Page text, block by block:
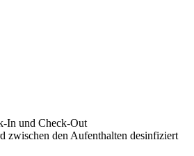
In und Check-Out
zwischen den Aufenthalten desinfiziert